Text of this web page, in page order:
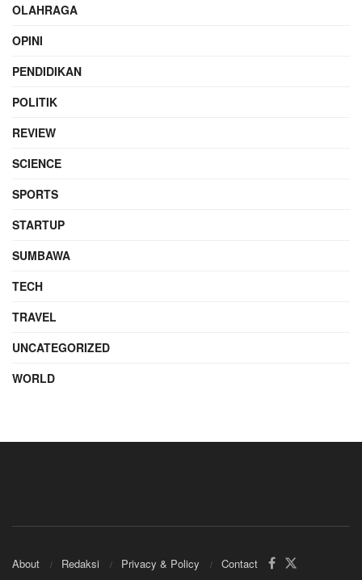
OLAHRAGA
OPINI
PENDIDIKAN
POLITIK
REVIEW
SCIENCE
SPORTS
STARTUP
SUMBAWA
TECH
TRAVEL
UNCATEGORIZED
WORLD
About Redaksi Privacy & Policy Contact